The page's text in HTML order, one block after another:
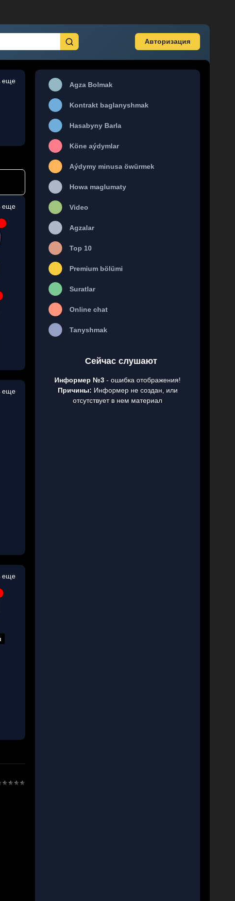
Авторизация
еще
еще
еще
еще
Agza Bolmak
Kontrakt baglanyshmak
Hasabyny Barla
Köne aýdymlar
Aýdymy minusa öwürmek
Howa maglumaty
Video
Agzalar
Top 10
Premium bölümi
Suratlar
Online chat
Tanyshmak
Сейчас слушают
Информер №3 - ошибка отображения!
Причины: Информер не создан, или
отсутствует в нем материал